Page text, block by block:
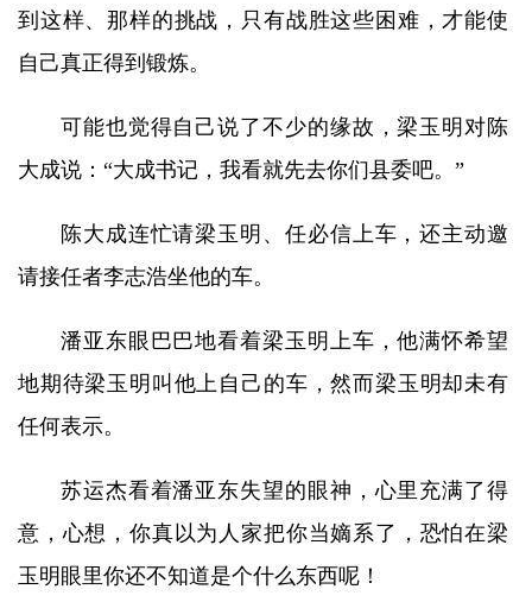
到这样、那样的挑战，只有战胜这些困难，才能使
自己真正得到锻炼。
可能也觉得自己说了不少的缘故，梁玉明对陈
大成说：“大成书记，我看就先去你们县委吧。”
陈大成连忙请梁玉明、任必信上车，还主动邀
请接任者李志浩坐他的车。
潘亚东眼巴巴地看着梁玉明上车，他满怀希望
地期待梁玉明叫他上自己的车，然而梁玉明却未有
任何表示。
苏运杰看着潘亚东失望的眼神，心里充满了得
意，心想，你真以为人家把你当嫡系了，恐怕在梁
玉明眼里你还不知道是个什么东西呢！